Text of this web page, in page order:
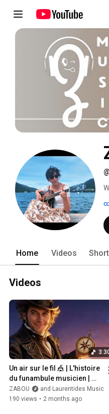
Home Videos
Videos
Un air sur le fil 🎪 | L'histoire
du funambule musicien |
Clip Animation | Zabou
MaZic
ZABOU
and Laurentides Music
190 views • 2 months ago